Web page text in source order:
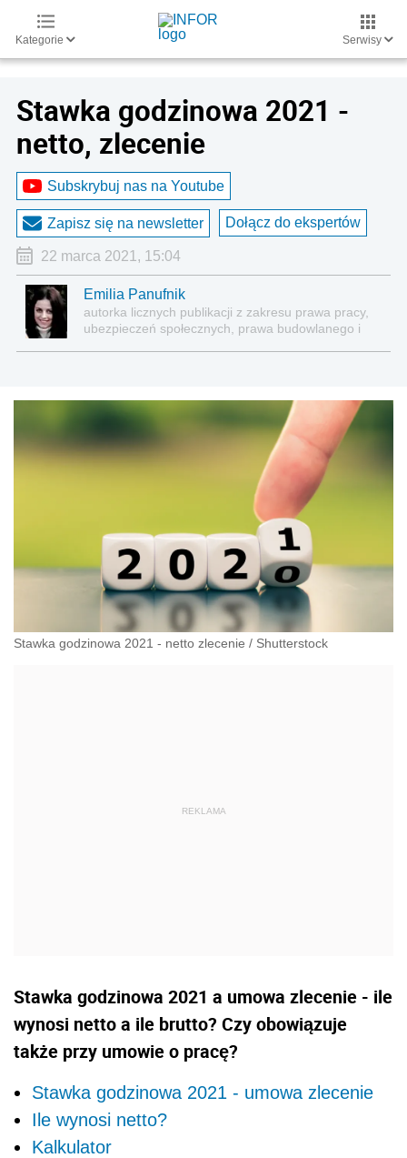
Kategorie Serwisy
Stawka godzinowa 2021 -
netto, zlecenie
Subskrybuj nas na Youtube
Zapisz się na newsletter Dołącz do ekspertów
22 marca 2021, 15:04
Emilia Panufnik
autorka licznych publikacji z zakresu prawa pracy,
ubezpieczeń społecznych, prawa budowlanego i
Stawka godzinowa 2021 - netto zlecenie / Shutterstock
Stawka godzinowa 2021 a umowa zlecenie - ile
wynosi netto a ile brutto? Czy obowiązuje
także przy umowie o pracę?
Stawka godzinowa 2021 - umowa zlecenie
Ile wynosi netto?
Kalkulator